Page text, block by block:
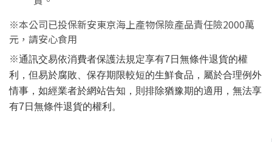
※本公司已投保新安東京海上產物保險產品責任險2000萬
元，請安心食用
※通訊交易依消費者保護法規定享有7日無條件退貨的權
利，但易於腐敗、保存期限較短的生鮮食品，屬於合理例外
情事，如經業者於網站告知，則排除猶豫期的適用，無法享
有7日無條件退貨的權利。